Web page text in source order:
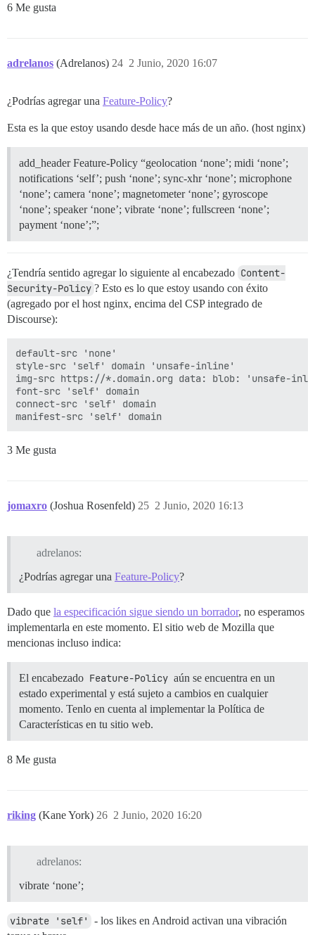
6 Me gusta
adrelanos (Adrelanos) 2 Junio, 2020 16:07
24
¿Podrías agregar una Feature-Policy?
Esta es la que estoy usando desde hace más de un año. (host nginx)
add_header Feature-Policy “geolocation ‘none’; midi ‘none’;
notifications ‘self’; push ‘none’; sync-xhr ‘none’; microphone
‘none’; camera ‘none’; magnetometer ‘none’; gyroscope
‘none’; speaker ‘none’; vibrate ‘none’; fullscreen ‘none’;
payment ‘none’;”;
¿Tendría sentido agregar lo siguiente al encabezado Content-
Security-Policy ? Esto es lo que estoy usando con éxito
(agregado por el host nginx, encima del CSP integrado de
Discourse):
default-src 'none'
style-src 'self' domain 'unsafe-inline'
img-src https://*.domain.org data: blob: 'unsafe-
font-src 'self' domain
connect-src 'self' domain
3 Me gusta
jomaxro (Joshua Rosenfeld) 2 Junio, 2020 16:13
25
adrelanos:
¿Podrías agregar una Feature-Policy?
Dado que la especificación sigue siendo un borrador, no esperamos
implementarla en este momento. El sitio web de Mozilla que
mencionas incluso indica:
El encabezado Feature-Policy aún se encuentra en un
estado experimental y está sujeto a cambios en cualquier
momento. Tenlo en cuenta al implementar la Política de
Características en tu sitio web.
8 Me gusta
riking (Kane York) 2 Junio, 2020 16:20
26
adrelanos:
vibrate ‘none’;
vibrate 'self'
- los likes en Android activan una vibración